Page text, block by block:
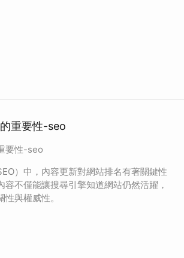
重要性-seo
要性-seo
）中，內容更新對網站排名有著關鍵性
容不僅能讓搜尋引擎知道網站仍然活躍，
與權威性。